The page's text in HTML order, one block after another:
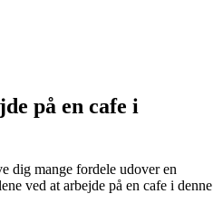
på en cafe i
dig mange fordele udover en
ved at arbejde på en cafe i denne